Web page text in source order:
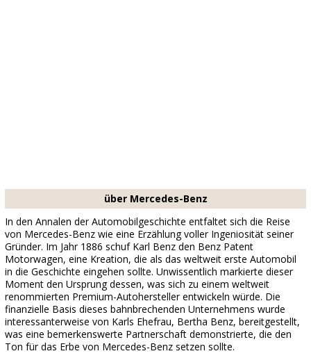
über Mercedes-Benz
In den Annalen der Automobilgeschichte entfaltet sich die Reise
von Mercedes-Benz wie eine Erzählung voller Ingeniosität seiner
Gründer. Im Jahr 1886 schuf Karl Benz den Benz Patent
Motorwagen, eine Kreation, die als das weltweit erste Automobil
in die Geschichte eingehen sollte. Unwissentlich markierte dieser
Moment den Ursprung dessen, was sich zu einem weltweit
renommierten Premium-Autohersteller entwickeln würde. Die
finanzielle Basis dieses bahnbrechenden Unternehmens wurde
interessanterweise von Karls Ehefrau, Bertha Benz, bereitgestellt,
was eine bemerkenswerte Partnerschaft demonstrierte, die den
Ton für das Erbe von Mercedes-Benz setzen sollte.